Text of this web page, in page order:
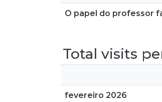
O papel do professor
Total visits
fevereiro 2026